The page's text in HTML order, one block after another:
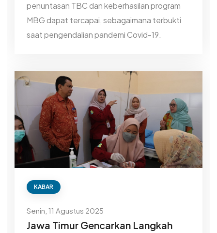
penuntasan TBC dan keberhasilan program
MBG dapat tercapai, sebagaimana terbukti
saat pengendalian pandemi Covid-19.
KABAR
Senin, 11 Agustus 2025
Jawa Timur Gencarkan Langkah